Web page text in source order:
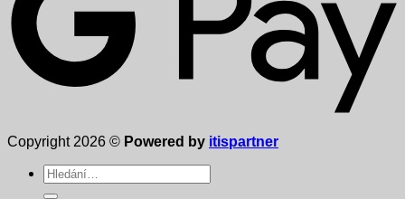
Copyright 2026 © Powered by itispartner
Hledat: